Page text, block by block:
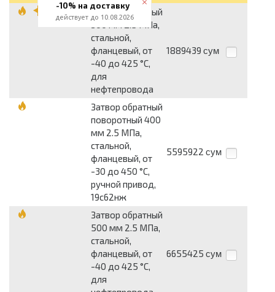
Затвор обратный
300 мм 2.5 МПа,
стальной,
фланцевый, от
-40 до 425 °С,
для
нефтепровода
1889439 сум
Затвор обратный
поворотный 400
мм 2.5 МПа,
стальной,
фланцевый, от
-30 до 450 °С,
ручной привод,
19с62нж
5595922 сум
Затвор обратный
500 мм 2.5 МПа,
стальной,
фланцевый, от
-40 до 425 °С,
для
6655425 сум
-10% на доставку
действует до 10.08.2026